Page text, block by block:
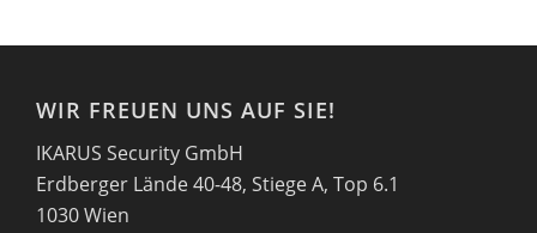
WIR FREUEN UNS AUF SIE!
IKARUS Security GmbH
Erdberger Lände 40-48, Stiege A, Top 6.1
1030 Wien